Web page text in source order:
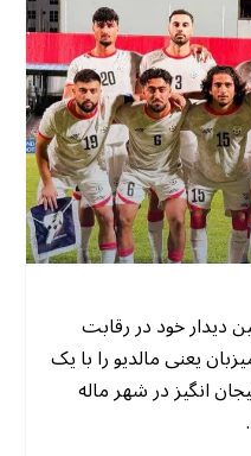
دیدار خود در رقابت
یعنی مالدیو را با یک
انگیز در شهر ماله